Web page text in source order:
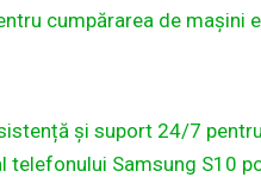
cumpărarea de mașini
și suport 24/7
telefonului Samsung S10